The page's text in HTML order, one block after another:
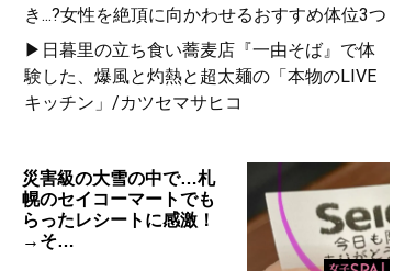
き...?女性を絶頂に向かわせるおすすめ体位3つ
▶日暮里の立ち食い蕎麦店『一由そば』で体
験した、爆風と灼熱と超太麺の「本物のLIVE
キッチン」/カツセマサヒコ
災害級の大雪の中で…札
幌のセイコーマートでも
らったレシートに感激！
→そ…